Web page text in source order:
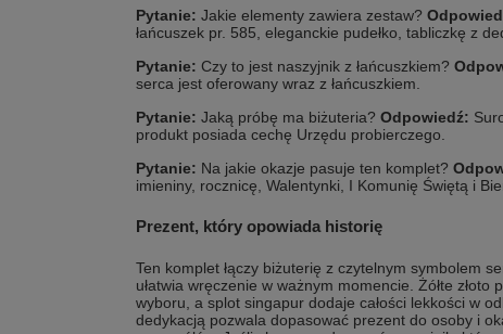
Pytanie: Jakie elementy zawiera zestaw?
łańcuszek pr. 585, eleganckie pudełko, tabliczkę z
Pytanie: Czy to jest naszyjnik z łańcuszkiem?
serca jest oferowany wraz z łańcuszkiem.
Pytanie: Jaką próbę ma biżuteria? Odpowiedź:
produkt posiada cechę Urzędu probierczego.
Pytanie: Na jakie okazje pasuje ten komplet?
imieniny, rocznicę, Walentynki, I Komunię Świętą i
Prezent, który opowiada historię
Ten komplet łączy biżuterię z czytelnym symbolem
ułatwia wręczenie w ważnym momencie. Żółte
wyboru, a splot singapur dodaje całości lekkości w
dedykacją pozwala dopasować prezent do osoby i